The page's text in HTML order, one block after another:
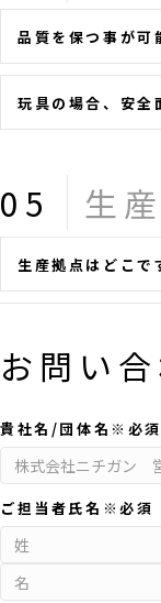
品質を保つ事が可
玩具の場合、安全
05 生
生産拠点はどこで
お問い
貴社名/団体名 ※必須
ご担当者氏名 ※必須